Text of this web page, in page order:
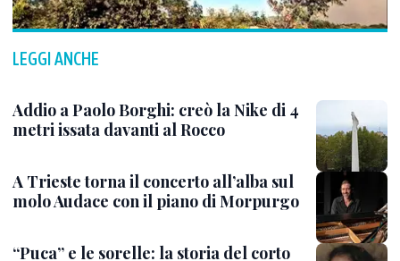
LEGGI ANCHE
Addio a Paolo Borghi: creò la Nike di 4
metri issata davanti al Rocco
A Trieste torna il concerto all’alba sul
molo Audace con il piano di Morpurgo
“Puca” e le sorelle: la storia del corto